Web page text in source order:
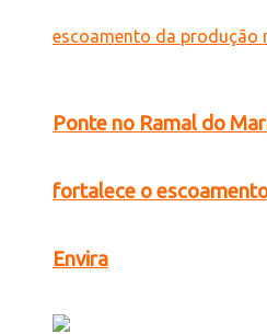
Ponte no Ramal do
fortalece o
Envira